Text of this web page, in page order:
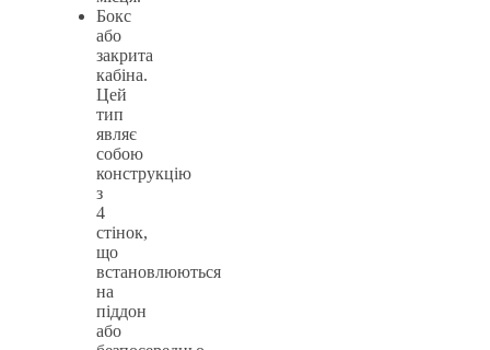
Бокс
або
закрита
кабіна.
Цей
тип
являє
собою
конструкцію
з
4
стінок,
що
встановлюються
на
піддон
або